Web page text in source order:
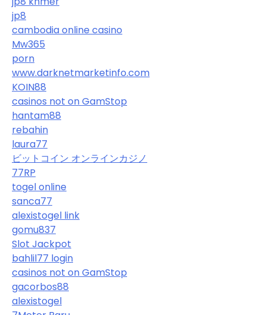
jp8
cambodia online casino
Mw365
porn
www.darknetmarketinfo.com
KOIN88
casinos not on GamStop
hantam88
rebahin
laura77
ビットコイン オンラインカジノ
77RP
togel online
sanca77
alexistogel link
gomu837
Slot Jackpot
bahlil77 login
casinos not on GamStop
gacorbos88
alexistogel